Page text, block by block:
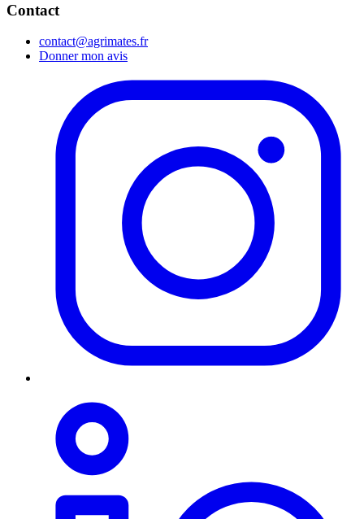
Contact
contact@agrimates.fr
Donner mon avis